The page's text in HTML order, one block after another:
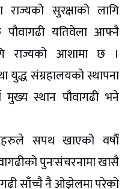
सुरक्षाको लागि
पौवागढी यतिवेला आफ्नै
राज्यको आशामा छ ।
युद्ध संग्रहालयको स्थापना
मुख्य स्थान पौवागढी भने
सपथ खाएको वर्षाैं
पुनःसंचरनामा खासै
साँच्चै नै ओझेलमा परेको